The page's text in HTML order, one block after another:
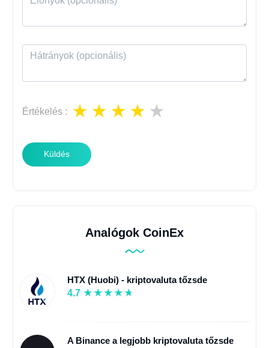
Értékelés :
Küldés
Analógok CoinEx
HTX (Huobi) - kriptovaluta tőzsde
4.7
A Binance a legjobb kriptovaluta tőzsde